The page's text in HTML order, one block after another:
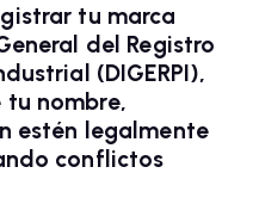
tu marca
del Registro
(DIGERPI),
nombre,
estén legalmente
conflictos